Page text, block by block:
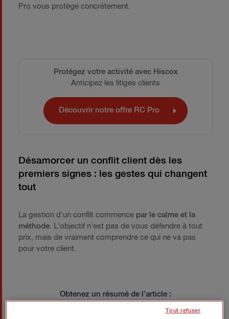
Pro vous protège concrètement.
Protégez votre activité avec Hiscox
Anticipez les litiges clients
Découvrir notre offre RC Pro
Désamorcer un conflit client dès les
premiers signes : les gestes qui changent
tout
La gestion d'un conflit commence par le calme et la
méthode. L'objectif n'est pas de vous défendre à tout
prix, mais de vraiment comprendre ce qui ne va pas
pour votre client.
Obtenez un résumé de l'article :
Tout refuser